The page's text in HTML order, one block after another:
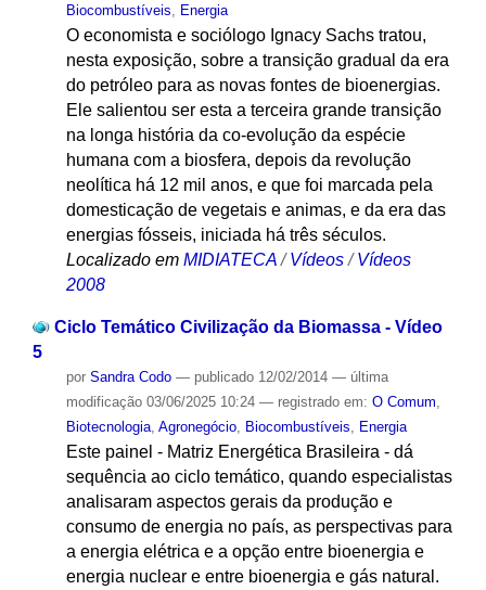
Biocombustíveis
Energia
O economista e sociólogo Ignacy Sachs tratou,
nesta exposição, sobre a transição gradual da era
do petróleo para as novas fontes de bioenergias.
Ele salientou ser esta a terceira grande transição
na longa história da co-evolução da espécie
humana com a biosfera, depois da revolução
neolítica há 12 mil anos, e que foi marcada pela
domesticação de vegetais e animas, e da era das
energias fósseis, iniciada há três séculos.
Localizado em MIDIATECA /Vídeos /Vídeos
2008
Ciclo Temático Civilização da Biomassa - Vídeo
5
por Sandra Codo — publicado12/02/2014 — última
modificação03/06/2025 10:24 — registrado em: O Comum
Biotecnologia, Agronegócio, Biocombustíveis Energia
Este painel - Matriz Energética Brasileira - dá
sequência ao ciclo temático, quando especialistas
analisaram aspectos gerais da produção e
consumo de energia no país, as perspectivas para
a energia elétrica e a opção entre bioenergia e
energia nuclear e entre bioenergia e gás natural.